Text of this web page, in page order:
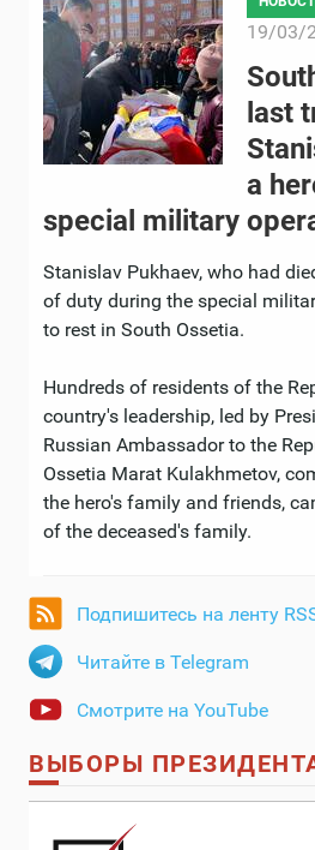
19/03/
last
a
special military
Stanislav Pukhaev, who had
of duty during the special
to rest in South Ossetia.
Hundreds of residents of the
country's leadership, led by
Russian Ambassador to the
Ossetia Marat Kulakhmetov,
the hero's family and friends,
of the deceased's family.
Подпишитесь на ленту
Читайте в Telegram
Смотрите на YouTube
ВЫБОРЫ